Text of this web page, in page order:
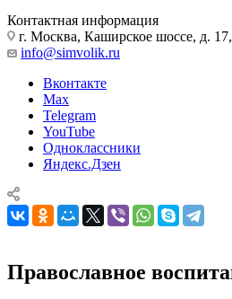
Контактная информация
г. Москва, Каширское шоссе, д.
info@simvolik.ru
Вконтакте
Max
Telegram
YouTube
Одноклассники
Яндекс.Дзен
Православное